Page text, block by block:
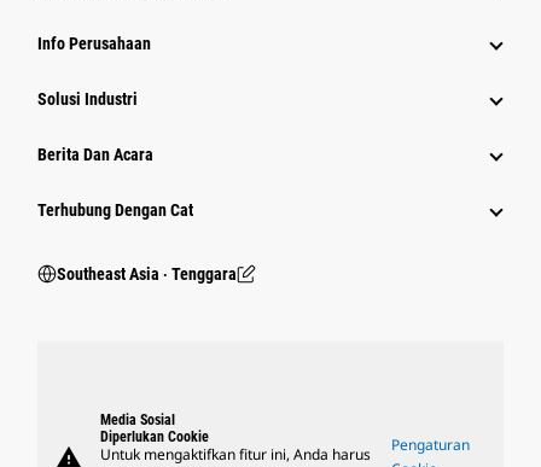
Info Perusahaan
Solusi Industri
Berita Dan Acara
Terhubung Dengan Cat
Southeast Asia ‧ Tenggara
warning
Media Sosial
Diperlukan Cookie
Untuk mengaktifkan fitur ini, Anda harus
Pengaturan